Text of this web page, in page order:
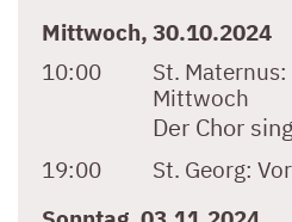
Mittwoch, 30.10.2024
10:00
St. Maternus:
Mittwoch
Der Chor
19:00 St. Georg: